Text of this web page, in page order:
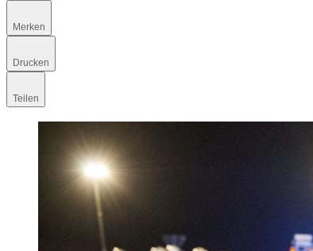
Merken
Drucken
Teilen